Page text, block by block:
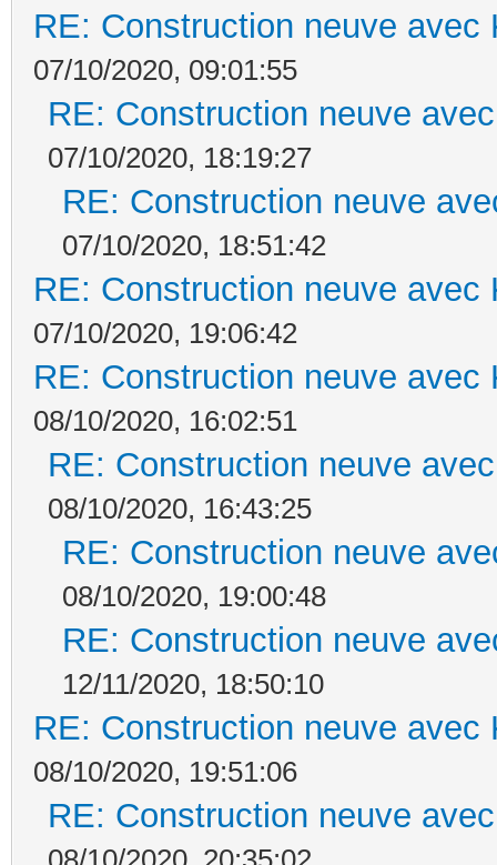
RE: Construction neuve avec
07/10/2020, 09:01:55
RE: Construction neuve
07/10/2020, 18:19:27
RE: Construction neuve
07/10/2020, 18:51:42
RE: Construction neuve avec
07/10/2020, 19:06:42
RE: Construction neuve avec
08/10/2020, 16:02:51
RE: Construction neuve
08/10/2020, 16:43:25
RE: Construction neuve
08/10/2020, 19:00:48
RE: Construction neuve
12/11/2020, 18:50:10
RE: Construction neuve avec
08/10/2020, 19:51:06
RE: Construction neuve